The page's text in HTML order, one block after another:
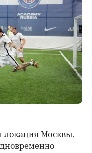
локация Москвы,